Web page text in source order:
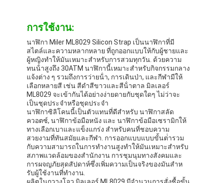
นาฬิกาสปอร์ตดิจิตอล
นาฬิกาคู่ทรงสไตล์
นาฬิกาข้อมือเด็ก
อะไหล่นาฬิกา
อะไหล่สายนาฬิกา
การใช้งาน:
นาฬิกา Miler ML8029 Silicon Strap เป็นนาฬิกาที่มี
สไตล์และความหลากหลาย ที่ถูกออกแบบให้กับผู้ชายและ
ผู้หญิงทําให้มันเหมาะสําหรับการสวมทุกวัน. ด้วยความ
ทนน้ําสูงถึง 30ATM นาฬิกานี้เหมาะสําหรับกิจกรรมกลาง
แจ้งต่าง ๆ รวมถึงการว่ายน้ํา, การเดินป่า, และกีฬามีให้
เลือกหลายสี เช่น สีดําสีขาวและสีน้ําตาล มิลเลอร์
ML8029 จะเข้ากันได้อย่างง่ายดายกับชุดใดๆ ไม่ว่าจะ
เป็นชุดประจําหรือชุดประจํา
นาฬิกาซิลิโคนนี้เป็นตัวแทนที่ดีสําหรับ นาฬิกาสลัด
ควอตซ์, นาฬิกาข้อมือหนัง และ นาฬิกาข้อมือเซรามิกให้
ทางเลือกเบาและแข็งแกร่ง สําหรับคนที่ชอบความ
สวยงามที่ทันสมัยและกีฬา. การออกแบบแบบขั้นต่ํารวม
กับความสามารถในการทํางานสูงทําให้มันเหมาะสําหรับ
สภาพแวดล้อมของสํานักงาน การชุมนุมทางสังคมและ
การผจญภัยสุดสัปดาห์ซึ่งเพิ่มความเป็นจริงของมันสําห
รับผู้ใช้งานที่ทํางาน.